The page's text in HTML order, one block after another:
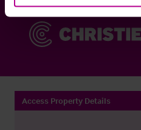
Access Property Details